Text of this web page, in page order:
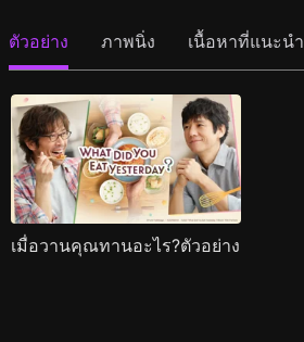
ตัวอย่าง ภาพนิ่ง เนื้อหาที่แนะนำ
เมื่อวานคุณทานอะไร?ตัวอย่าง